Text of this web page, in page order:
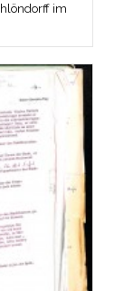
im